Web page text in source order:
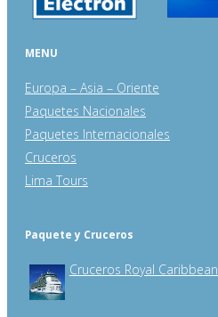
MENU
Europa – Asia – Oriente
Paquetes Nacionales
Paquetes Internacionales
Cruceros
Lima Tours
Paquete y Cruceros
Cruceros Royal Caribbean